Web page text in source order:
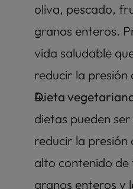
oliva, pescado,
granos enteros.
vida saludable
reducir la presión
Dieta
dietas pueden
reducir la
alto contenido
granos enteros y